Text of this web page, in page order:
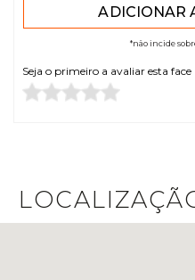
*não incide
Seja o primeiro a avaliar esta face